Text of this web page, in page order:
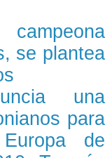
se plantea
una
para
de